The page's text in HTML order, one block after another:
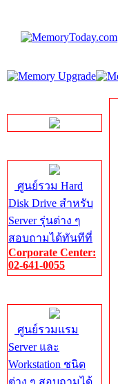
ศูนย์รวม Hard
Disk Drive สำหรับ
Server รุ่นต่าง ๆ
สอบถามได้ทันทีที่
Corporate Center:
02-641-0055
ศูนย์รวมแรม
Server และ
Workstation ชนิด
ต่าง ๆ สอบถามได้